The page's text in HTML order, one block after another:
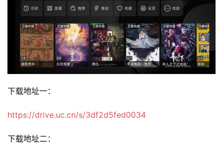
下载地址一：
https://drive.uc.cn/s/3df2d5fed0034
下载地址二：